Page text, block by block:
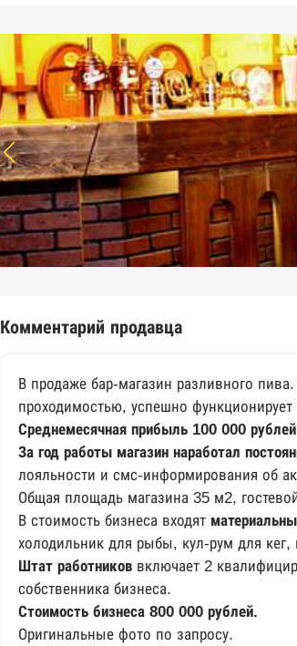
Комментарий продавца
В продаже бар-магазин разливного
проходимостью, успешно
Среднемесячная прибыль 100 000
За год работы магазин наработал
лояльности и смс-информирования об
Общая площадь магазина 35 м2,
В стоимость бизнеса входят
холодильник для рыбы, кул-рум для
Штат работников включает 2
собственника бизнеса.
Стоимость бизнеса 800 000 рублей.
Оригинальные фото по запросу.